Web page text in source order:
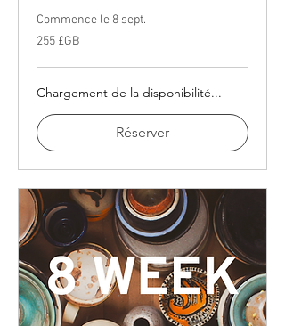
Commence le 8 sept.
255
livres
255 £GB
Chargement de la disponibilité...
Réserver